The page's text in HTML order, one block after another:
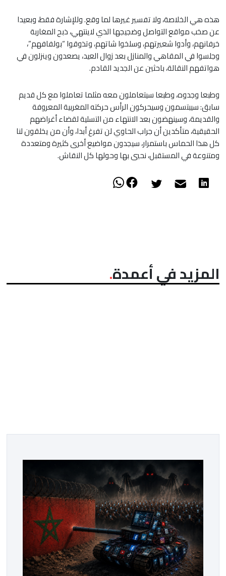
هذه هي الخلاصة، ولا تفسير غيرها لما وقع. وللإشارة فقط، وبعيدا
عن صخب مواقع التواصل وضجيجها الذي لاينتهي، ذبح المغاربة
خرفانهم، وأدوا شعيرتهم، وسلخوا شاتهم، وتذوقوا “بولفافهم”،
وجلسوا في المقاهي والمنازل بعد زوال العيد، يصعدون وينزلون في
هواتفهم النقالة، باحثين عن الجديد القادم.
وطبعا وجدوه، وطبعا سيتعاملون معه مثلما تعاملوا مع كل قديم
سابق: سيبتسمون وسيحركون الرأس حركته المغربية المعروفة
والقديمة، وسينهضون بعد الانتهاء من التسلية لقضاء أغراضهم
الحقيقية، متأكدين أن جراب الحاوي لن تفرغ أبدا، وأن من يخلقون لنا
كل هذا الحماس باستمرار، سيجدون مواضيع أخرى كثيرة ومتعددة
ومتنوعة في المستقبل، نحيي بها وحولها كل النقاش.
المزيد في أعمدة